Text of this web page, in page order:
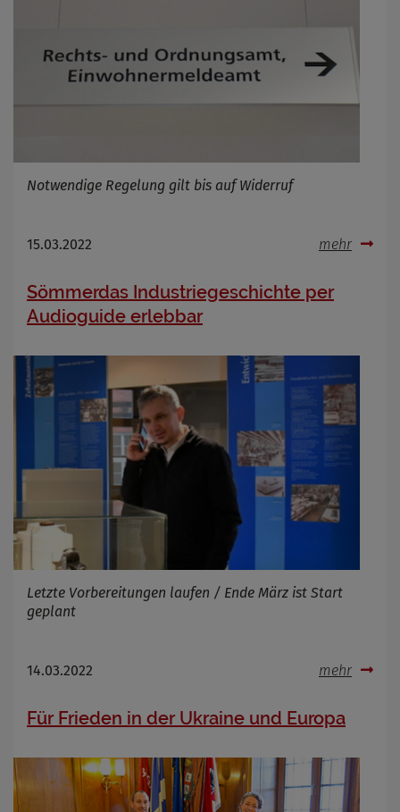
Notwendige Regelung gilt bis auf Widerruf
15.03.2022 mehr
Sömmerdas Industriegeschichte per
Audioguide erlebbar
Letzte Vorbereitungen laufen / Ende März ist Start
geplant
14.03.2022 mehr
Für Frieden in der Ukraine und Europa
Infos schließen